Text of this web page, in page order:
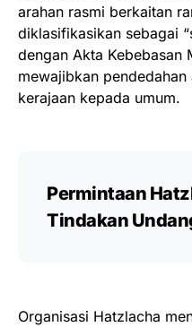
arahan rasmi berkaitan
diklasifikasikan sebagai
dengan Akta Kebebasan
mewajibkan
kerajaan kepada umum.
Permintaan
Tindakan
Organisasi Hatzlacha